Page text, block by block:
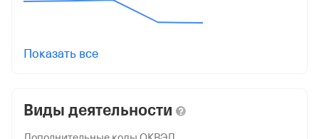
Показать все
Виды деятельности